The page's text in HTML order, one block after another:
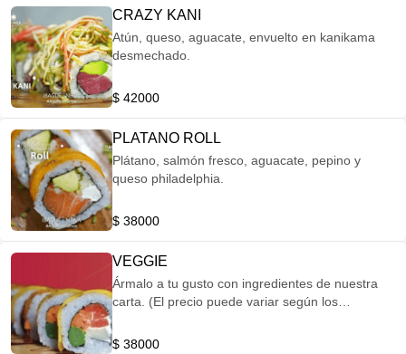
CRAZY KANI
Atún, queso, aguacate, envuelto en kanikama
desmechado.
$ 42000
PLATANO ROLL
Plátano, salmón fresco, aguacate, pepino y
queso philadelphia.
$ 38000
VEGGIE
Ármalo a tu gusto con ingredientes de nuestra
carta. (El precio puede variar según los
$ 38000